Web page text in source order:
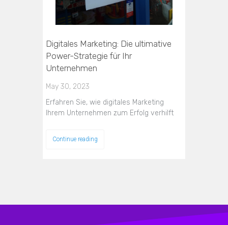
Digitales Marketing: Die ultimative
Power-Strategie für Ihr
Unternehmen
May 30, 2023
Erfahren Sie, wie digitales Marketing
Ihrem Unternehmen zum Erfolg verhilft
Continue reading